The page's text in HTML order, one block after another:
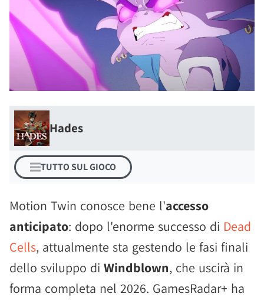
Hades
TUTTO SUL GIOCO
Motion Twin conosce bene l'accesso
anticipato: dopo l'enorme successo di Dead
Cells, attualmente sta gestendo le fasi finali
dello sviluppo di Windblown, che uscirà in
forma completa nel 2026. GamesRadar+ ha